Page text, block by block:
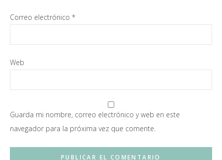
Correo electrónico *
Web
Guarda mi nombre, correo electrónico y web en este
navegador para la próxima vez que comente.